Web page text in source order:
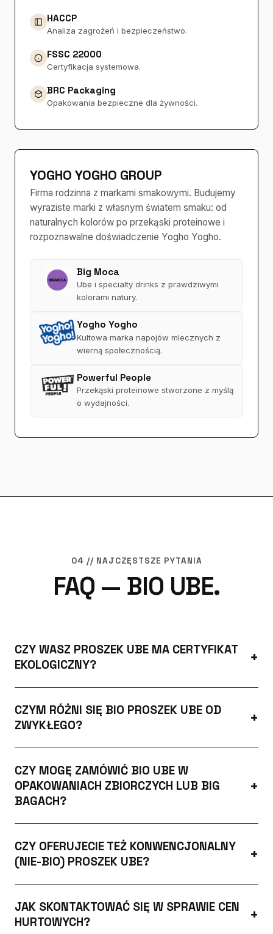
HACCP
Analiza zagrożeń i bezpieczeństwo.
FSSC 22000
Certyfikacja systemowa.
BRC Packaging
Opakowania bezpieczne dla żywności.
YOGHO YOGHO GROUP
Firma rodzinna z markami smakowymi. Budujemy
wyraziste marki z własnym światem smaku: od
naturalnych kolorów po przekąski proteinowe i
rozpoznawalne doświadczenie Yogho Yogho.
Big Moca
Ube i specialty drinks z prawdziwymi
kolorami natury.
Yogho Yogho
Kultowa marka napojów mlecznych z
wierną społecznością.
Powerful People
Przekąski proteinowe stworzone z myślą
o wydajności.
04 // NAJCZĘSTSZE PYTANIA
FAQ — BIO UBE.
CZY WASZ PROSZEK UBE MA CERTYFIKAT
EKOLOGICZNY?
CZYM RÓŻNI SIĘ BIO PROSZEK UBE OD
ZWYKŁEGO?
CZY MOGĘ ZAMÓWIĆ BIO UBE W
OPAKOWANIACH ZBIORCZYCH LUB BIG
BAGACH?
CZY OFERUJECIE TEŻ KONWENCJONALNY
(NIE-BIO) PROSZEK UBE?
JAK SKONTAKTOWAĆ SIĘ W SPRAWIE CEN
HURTOWYCH?